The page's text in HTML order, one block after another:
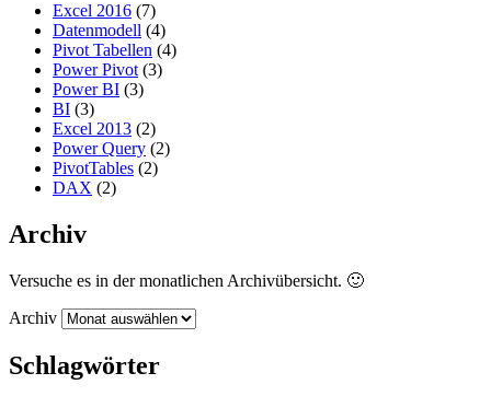
Excel 2016 (7)
Datenmodell (4)
Pivot Tabellen (4)
Power Pivot (3)
Power BI (3)
BI (3)
Excel 2013 (2)
Power Query (2)
PivotTables (2)
DAX (2)
Archiv
Versuche es in der monatlichen Archivübersicht. 🙂
Archiv
Schlagwörter